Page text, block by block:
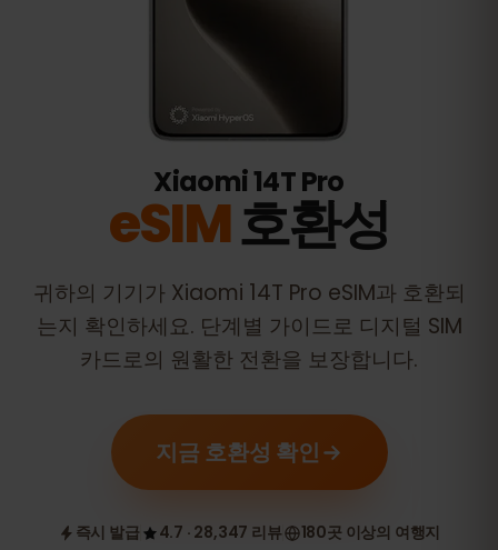
Xiaomi 14T Pro
eSIM호환성
귀하의 기기가 Xiaomi 14T Pro eSIM과 호환되
는지 확인하세요. 단계별 가이드로 디지털 SIM
카드로의 원활한 전환을 보장합니다.
지금 호환성 확인
즉시 발급 4.7 · 28,347 리뷰 180곳 이상의 여행지